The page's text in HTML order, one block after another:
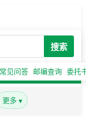
搜索
常见问答 邮编查询 委托
更多 ▾